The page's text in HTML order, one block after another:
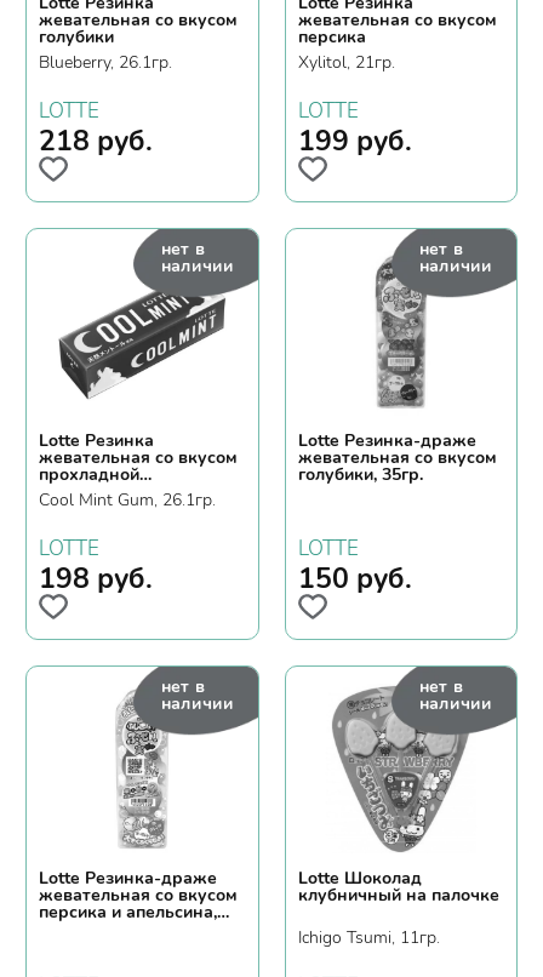
жевательная со вкусом
голубики
Blueberry, 26.1гр.
LOTTE
218 руб.
жевательная со вкусом
персика
Xylitol, 21гр.
LOTTE
199 руб.
нет в
наличии
Lotte Резинка
жевательная со вкусом
прохладной
освежающей мяты
Cool Mint Gum, 26.1гр.
LOTTE
198 руб.
нет в
наличии
Lotte Резинка-драже
жевательная со вкусом
голубики, 35гр.
LOTTE
150 руб.
нет в
наличии
Lotte Резинка-драже
жевательная со вкусом
персика и апельсина,
35гр.
нет в
наличии
Lotte Шоколад
клубничный на палочке
Ichigo Tsumi, 11гр.